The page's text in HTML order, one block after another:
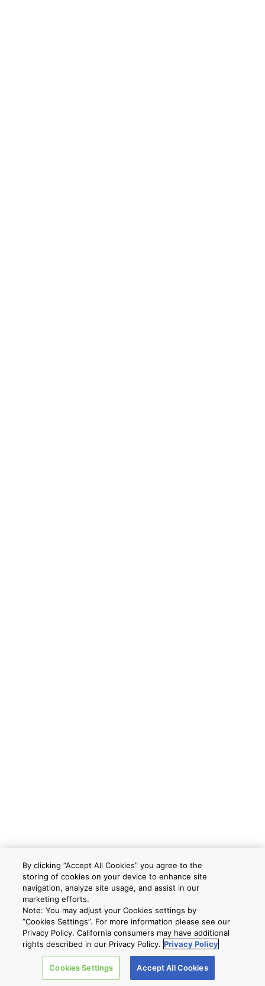
By clicking “Accept All Cookies” you agree to the
storing of cookies on your device to enhance site
navigation, analyze site usage, and assist in our
marketing efforts.
Note: You may adjust your Cookies settings by
”Cookies Settings”. For more information please see our
Privacy Policy. California consumers may have additional
rights described in our Privacy Policy. Privacy Policy
Cookies Settings Accept All Cookies